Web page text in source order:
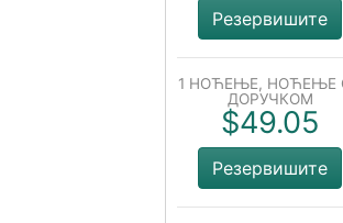
Резервишите
1 НОЋЕЊЕ, НОЋЕЊЕ
ДОРУЧКОМ
$49.05
Резервишите